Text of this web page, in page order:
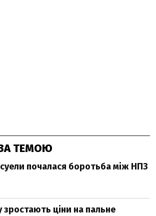
ТЕМОЮ
почалася боротьба між НПЗ
зростають ціни на пальне